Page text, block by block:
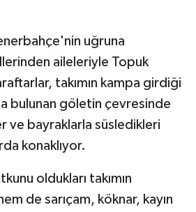
uğruna
aileleriyle Topuk
takımın kampa girdiği
bulunan göletin çevresinde
ve bayraklarla süsledikleri
konaklıyor.
oldukları takımın
de sarıçam, köknar, kayın